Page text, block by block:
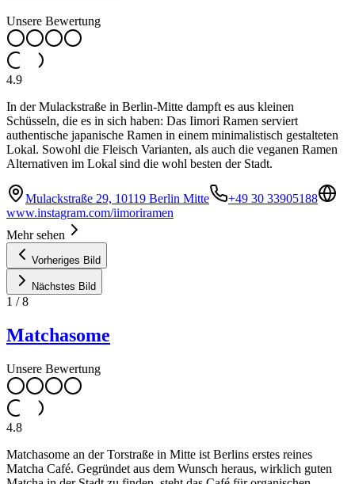
Unsere Bewertung
4.9
In der Mulackstraße in Berlin-Mitte dampft es aus kleinen
Schüsseln, die es in sich haben: Das Iimori Ramen serviert
authentische japanische Ramen in einem minimalistisch gestalteten
Lokal. Sowohl die Fleisch Varianten, als auch die veganen Ramen
Alternativen im Lokal sind die wohl besten der Stadt.
Mulackstraße 29, 10119 Berlin Mitte
+49 30 33905188
www.instagram.com/iimoriramen
Mehr sehen
Vorheriges Bild
Nächstes Bild
1 /8
Matchasome
Unsere Bewertung
4.8
Matchasome an der Torstraße in Mitte ist Berlins erstes reines
Matcha Café. Gegründet aus dem Wunsch heraus, wirklich guten